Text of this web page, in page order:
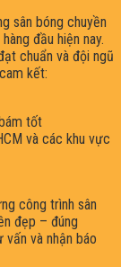
sân bóng chuyền
đầu hiện nay.
chuẩn và đội ngũ
kết:
tốt
và các khu vực
công trình sân
đẹp – đúng
và nhận báo